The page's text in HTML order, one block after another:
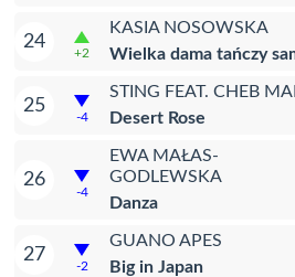
24
+2
KASIA NOSOWSKA
Wielka dama tańczy
25
-4
STING FEAT. CHEB
Desert Rose
26
-4
EWA MAŁAS-
GODLEWSKA
Danza
27
-2
GUANO APES
Big in Japan